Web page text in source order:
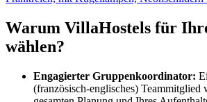
Warum VillaHostels für
wählen?
Engagierter Gruppenkoordinator:
(französisch-englisches)